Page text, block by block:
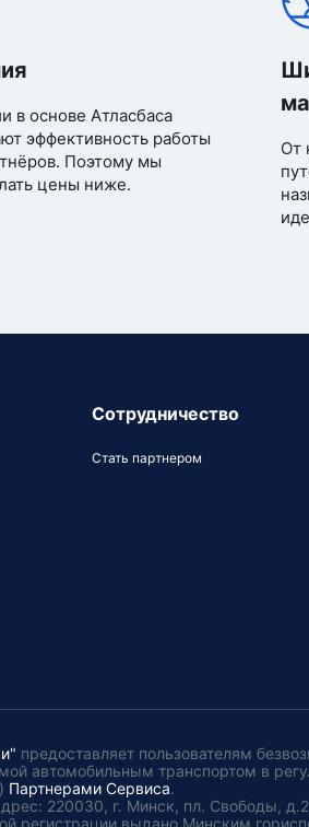
в основе Атласбаса
эффективность работы
Поэтому мы
цены ниже.
От
Сотрудничество
Стать партнером
предоставляет пользователям
автомобильным транспортом в
Партнерами Сервиса.
220030, г. Минск, пл. Свободы,
регистрации выдано Минским